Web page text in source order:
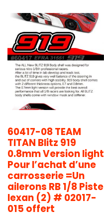
60417-08 TEAM
TITAN Blitz 919
0.8mm Version light
Pour l’achat d’une
carrosserie =Un
ailerons RB 1/8 Piste
lexan (2) # 02017-
015 offert